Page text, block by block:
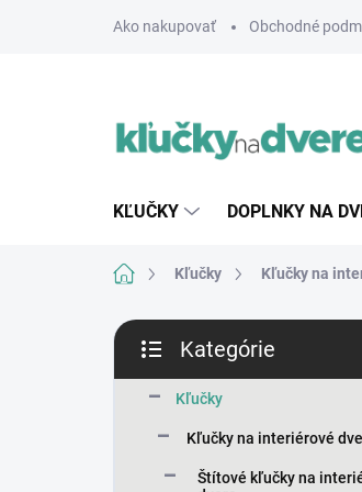
Ako nakupovať Obchodné
KĽUČKY DOPLNKY NA
DomovKľučky Kľučky na
B
č
kategórie
Kategórie
Kľučky
Kľučky na interiérové
Štítové kľučky na